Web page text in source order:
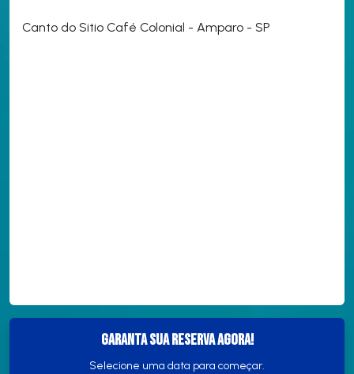
Canto do Sitio Café Colonial - Amparo - SP
Garanta sua reserva agora!
Selecione uma data para começar.